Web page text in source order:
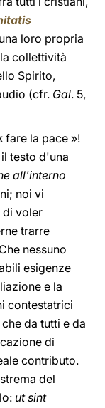
loro propria
collettività
Spirito,
(cfr. Gal. 5,
fare la pace »!
testo d'una
all'interno
noi vi
di voler
trarre
nessuno
esigenze
e la
contestatrici
da tutti e da
di
contributo.
del
ut sint